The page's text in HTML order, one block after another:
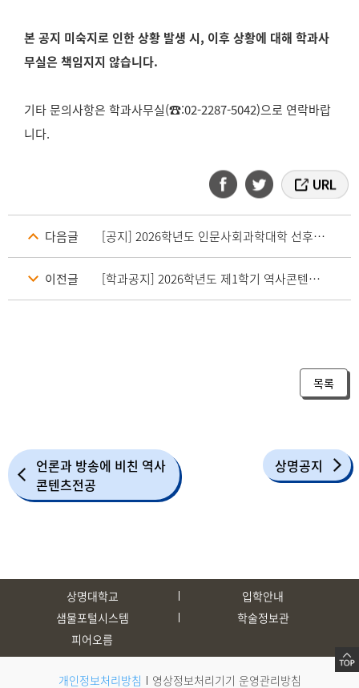
본 공지 미숙지로 인한 상황 발생 시, 이후 상황에 대해 학과사
무실은 책임지지 않습니다.
기타 문의사항은 학과사무실(☎:02-2287-5042)으로 연락바랍
니다.
다음글 [공지] 2026학년도 인문사회과학대학 선후배이어주기 프로그램 안내
이전글 [학과공지] 2026학년도 제1학기 역사콘텐츠 전공 졸업논문 시행 안내
목록
언론과 방송에 비친 역사
콘텐츠전공
상명공지
상명대학교
입학안내
샘물포털시스템
학술정보관
피어오름
개인정보처리방침 영상정보처리기기 운영관리방침